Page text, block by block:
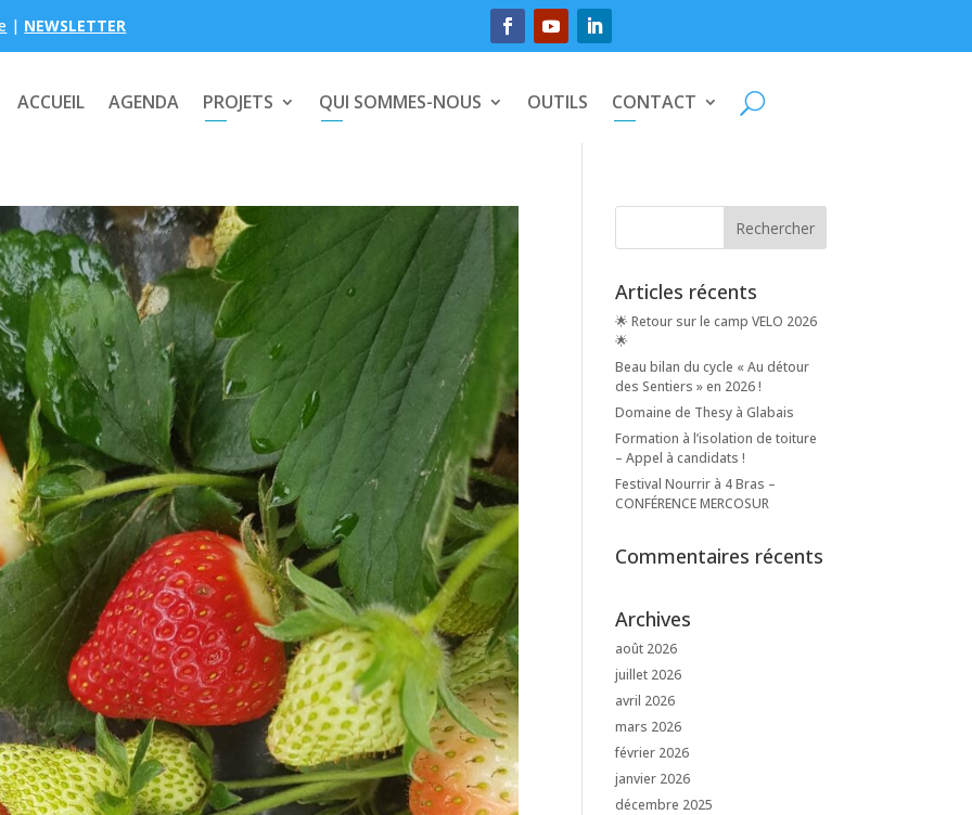
| NEWSLETTER
ACCUEIL AGENDA PROJETS QUI SOMMES-NOUS OUTILS CONTACT
Articles récents
🌟 Retour sur le camp VELO 2026
🌟
Beau bilan du cycle « Au détour
des Sentiers » en 2026 !
Domaine de Thesy à Glabais
Formation à l’isolation de toiture
– Appel à candidats !
Festival Nourrir à 4 Bras –
CONFÉRENCE MERCOSUR
Commentaires récents
Archives
août 2026
juillet 2026
avril 2026
mars 2026
février 2026
janvier 2026
décembre 2025